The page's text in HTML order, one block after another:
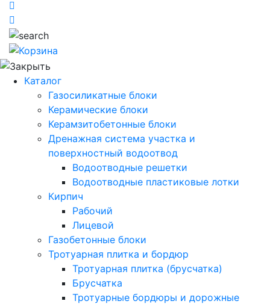
Каталог
Газосиликатные блоки
Керамические блоки
Керамзитобетонные блоки
Дренажная система участка и
поверхностный водоотвод
Водоотводные решетки
Водоотводные пластиковые лотки
Кирпич
Рабочий
Лицевой
Газобетонные блоки
Тротуарная плитка и бордюр
Тротуарная плитка (брусчатка)
Брусчатка
Тротуарные бордюры и дорожные